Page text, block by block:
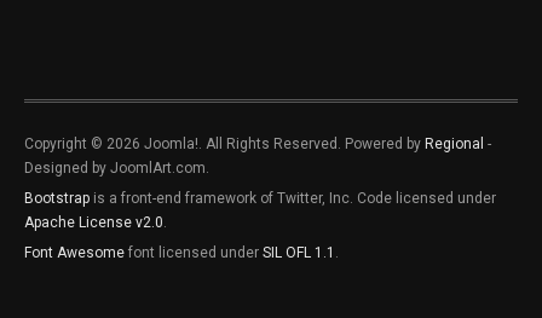
Copyright © 2026 Joomla!. All Rights Reserved. Powered by Regional -
Designed by JoomlArt.com.
Bootstrap is a front-end framework of Twitter, Inc. Code licensed under
Apache License v2.0.
Font Awesome font licensed under SIL OFL 1.1 .